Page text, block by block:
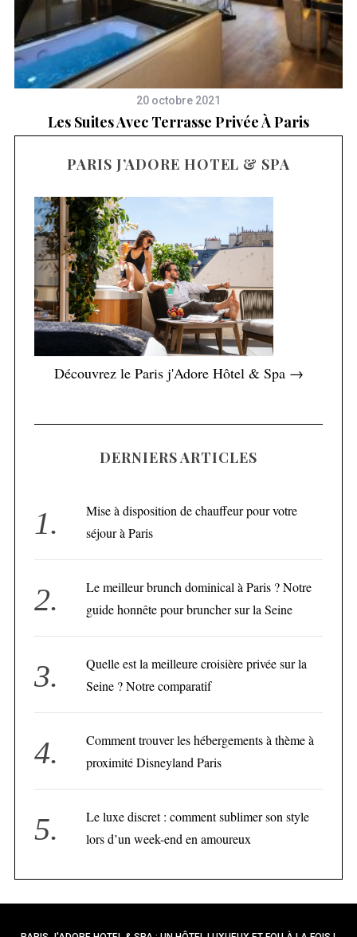
20 octobre 2021
Les Suites Avec Terrasse Privée À Paris
PARIS J’ADORE HOTEL & SPA
Découvrez le Paris j'Adore Hôtel & Spa →
DERNIERS ARTICLES
Mise à disposition de chauffeur pour votre
séjour à Paris
Le meilleur brunch dominical à Paris ? Notre
guide honnête pour bruncher sur la Seine
Quelle est la meilleure croisière privée sur la
Seine ? Notre comparatif
Comment trouver les hébergements à thème à
proximité Disneyland Paris
Le luxe discret : comment sublimer son style
lors d’un week-end en amoureux